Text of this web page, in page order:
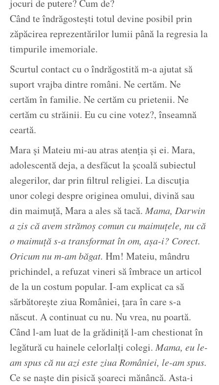
jocuri de putere? Cum de?
Când te îndrăgostești totul devine posibil prin
zăpăcirea reprezentărilor lumii până la regresia la
timpurile imemoriale.
Scurtul contact cu o îndrăgostită m-a ajutat să
suport vrajba dintre români. Ne certăm. Ne
certăm în familie. Ne certăm cu prietenii. Ne
certăm cu străinii. Eu cu cine votez?, înseamnă
ceartă.
Mara și Mateiu mi-au atras atenția și ei. Mara,
adolescentă deja, a desfăcut la școală subiectul
alegerilor, dar prin filtrul religiei. La discuția
unor colegi despre originea omului, divină sau
din maimuță, Mara a ales să tacă. Mama, Darwin
a zis că avem strămoș comun cu maimuțele, nu că
o maimuță s-a transformat în om, așa-i? Corect.
Oricum nu m-am băgat. Hm! Mateiu, mândru
prichindel, a refuzat vineri să îmbrace un articol
de la un costum popular. I-am explicat ca să
sărbătorește ziua României, țara în care s-a
născut. A continuat cu nu. Nu vrea, nu poartă.
Când l-am luat de la grădiniță l-am chestionat în
legătură cu hainele celorlalți colegi. Mama, eu le-
am spus că nu azi este ziua României, le-am spus.
Ce se naște din pisică șoareci mănâncă. Asta-i